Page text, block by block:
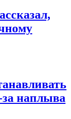
за наплыва